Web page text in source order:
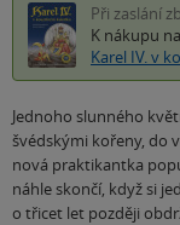
Při zaslání
K nákupu
Karel IV. v
Jednoho slunného
švédskými kořeny, do
nová praktikantka
náhle skončí, když si
o třicet let později